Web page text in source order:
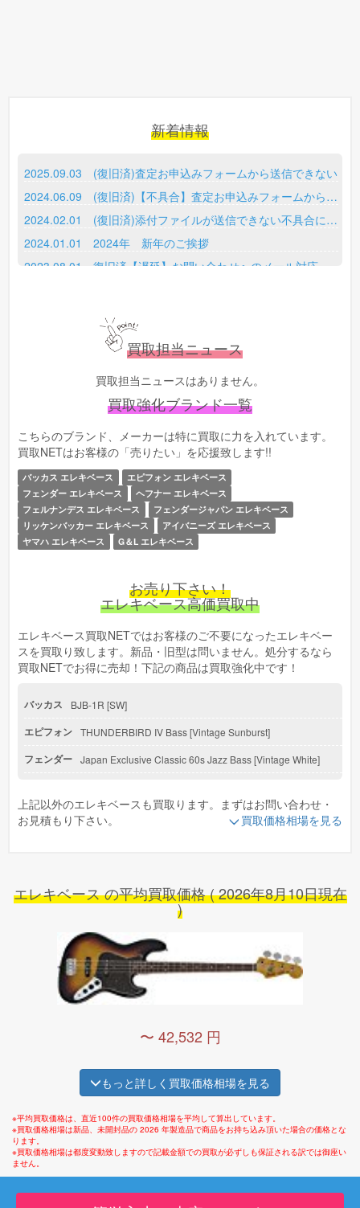
新着情報
2025.09.03 (復旧済)査定お申込みフォームから送信できない
2024.06.09 (復旧済)【不具合】査定お申込みフォームから送信できない
2024.02.01 (復旧済)添付ファイルが送信できない不具合に関して
2024.01.01 2024年 新年のご挨拶
2023.04.14 買取担当ニュースをリリース
2022.01.22 【確認メールの復旧】
2022.01.15 【確認メールの不具合について】
買取担当ニュース
買取担当ニュースはありません。
買取強化ブランド一覧
こちらのブランド、メーカーは特に買取に力を入れています。
買取NETはお客様の「売りたい」を応援致します!!
バッカス エレキベース
エピフォン エレキベース
フェンダー エレキベース
ヘフナー エレキベース
フェルナンデス エレキベース
フェンダージャパン エレキベース
リッケンバッカー エレキベース
アイバニーズ エレキベース
ヤマハ エレキベース
G＆L エレキベース
お売り下さい！
エレキベース高価買取中
エレキベース買取NETではお客様のご不要になったエレキベー
スを買取り致します。新品・旧型は問いません。処分するなら
買取NETでお得に売却！下記の商品は買取強化中です！
バッカス BJB-1R [SW]
エピフォン THUNDERBIRD IV Bass [Vintage Sunburst]
フェンダー Japan Exclusive Classic 60s Jazz Bass [Vintage White]
ヘフナー IGNITION BASS [Sunburst]
フェルナンデス ZO-3 SERIES ZO-3 BASS [CAR]
GIO Ibanez GSR370 [TRS]
フェンダー Squier Deluxe Jazz Bass IV Active (4 String) [Black]
アイバニーズ Artcore Bass AGB200 [Transparent Brown]
上記以外のエレキベースも買取ります。まずはお問い合わせ・
お見積もり下さい。
買取価格相場を見る
エレキベース の平均買取価格 ( 2026年8月10日現在
)
〜 42,532 円
もっと詳しく買取価格相場を見る
※平均買取価格は、直近100件の買取価格相場を平均して算出しています。
※買取価格相場は新品、未開封品の 2026 年製造品で商品をお持ち込み頂いた場合の価格とな
ります。
※買取価格相場は都度変動致しますので記載金額での買取が必ずしも保証される訳では御座い
ません。